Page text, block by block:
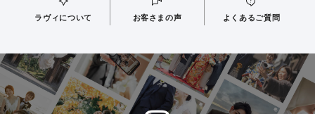
ラヴィについて お客さまの声 よくあるご質問